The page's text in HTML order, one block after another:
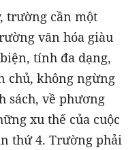
trường cần một
văn hóa giàu
tính đa dạng,
chủ, không ngừng
sách, về phương
xu thế của cuộc
thứ 4. Trường phải